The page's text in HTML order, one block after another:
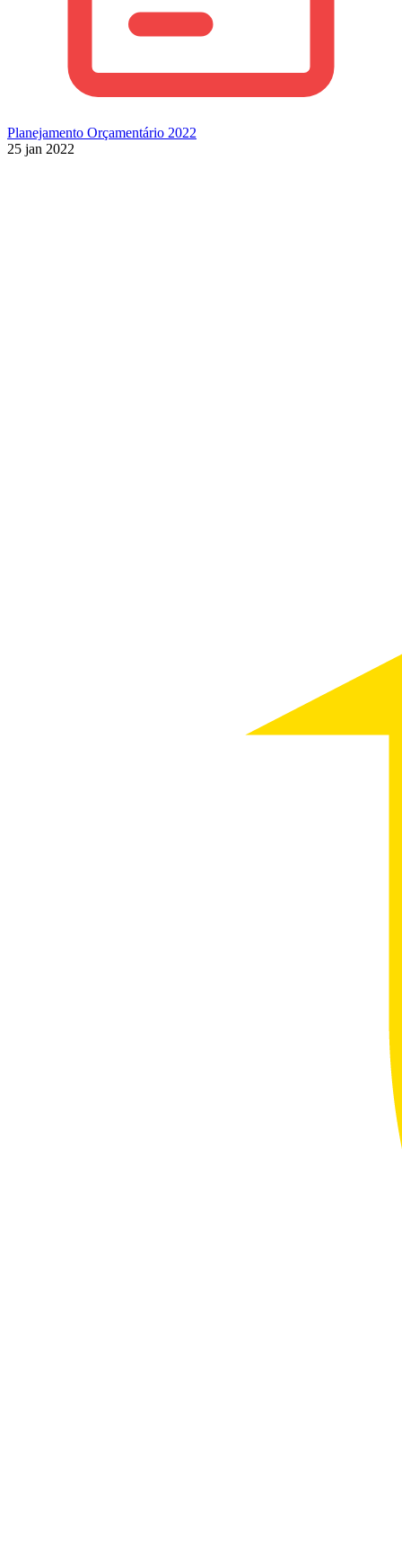
Planejamento Orçamentário 2022
25 jan 2022